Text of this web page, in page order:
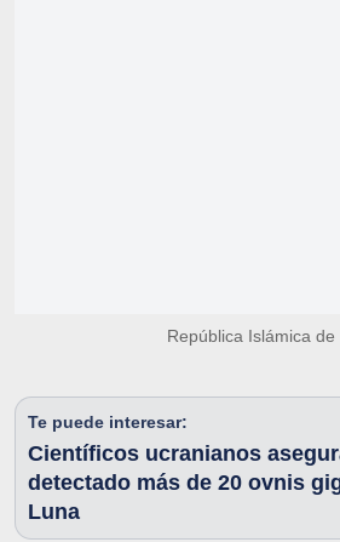
República Islámica de
Te puede interesar:
Científicos ucranianos
detectado más de 20 ovnis
Luna